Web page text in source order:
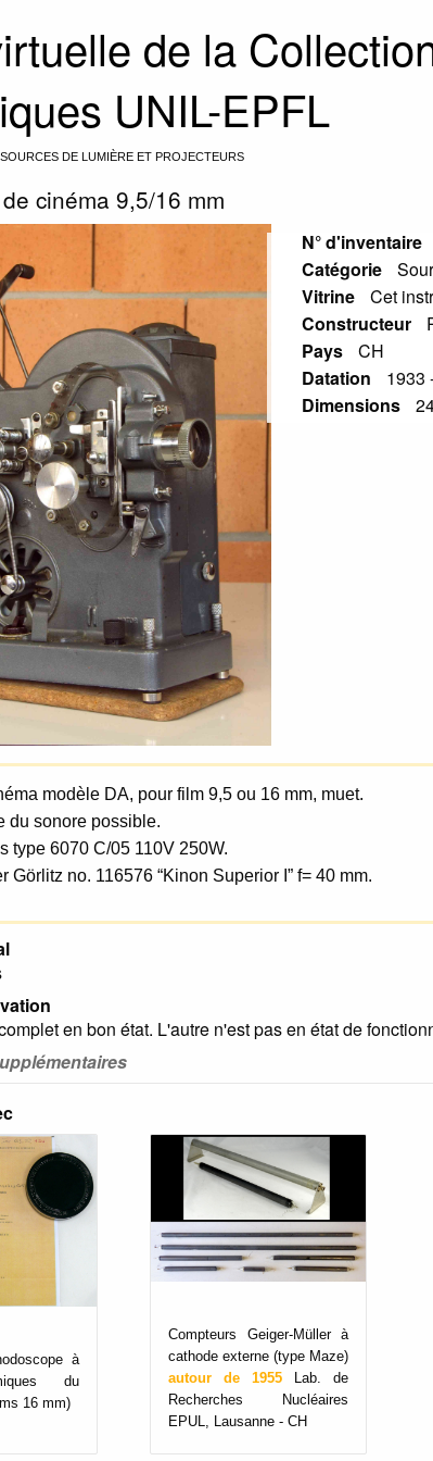
de la
UNIL-EPFL
DE LUMIÈRE ET PROJECTEURS
cinéma 9,5/16 mm
N° d'inventaire
Catégorie
Vitrine
Cet
Constructeur
Pays
CH
Datation
1933
Dimensions
modèle DA, pour film 9,5 ou 16 mm, muet.
du sonore possible.
type 6070 C/05 110V 250W.
Görlitz no. 116576 “Kinon Superior I” f= 40 mm.
en bon état. L'autre n'est pas en état de
à
du
16 mm)
Compteurs Geiger-Müller à
cathode externe (type Maze)
autour de 1955 Lab. de
Recherches Nucléaires
EPUL, Lausanne - CH